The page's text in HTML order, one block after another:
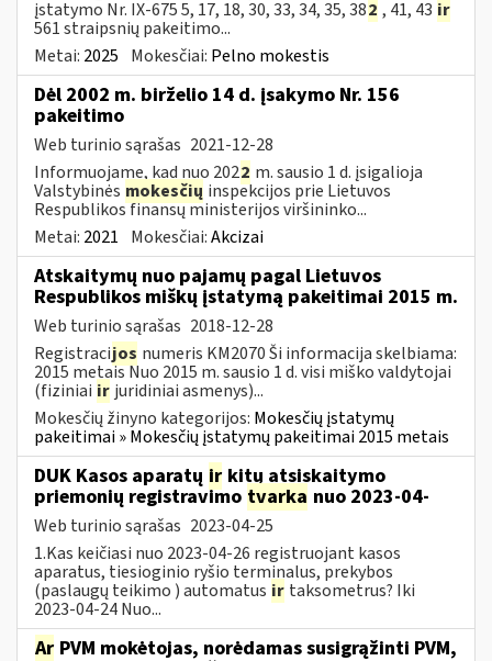
įstatymo Nr. IX-675 5, 17, 18, 30, 33, 34, 35, 382 , 41, 43 ir
561 straipsnių pakeitimo...
Metai: 2025 Mokesčiai: Pelno mokestis
Dėl 2002 m. birželio 14 d. įsakymo Nr. 156
pakeitimo
Web turinio sąrašas 2021-12-28
Informuojame, kad nuo 2022 m. sausio 1 d. įsigalioja
Valstybinės mokesčių inspekcijos prie Lietuvos
Respublikos finansų ministerijos viršininko...
Metai: 2021 Mokesčiai:Akcizai
Atskaitymų nuo pajamų pagal Lietuvos
Respublikos miškų įstatymą pakeitimai 2015 m.
Web turinio sąrašas 2018-12-28
Registracijos numeris KM2070 Ši informacija skelbiama:
2015 metais Nuo 2015 m. sausio 1 d. visi miško valdytojai
(fiziniai ir juridiniai asmenys)...
Mokesčių žinyno kategorijos: Mokesčių įstatymų
pakeitimai » Mokesčių įstatymų pakeitimai 2015 metais
DUK Kasos aparatų ir kitų atsiskaitymo
priemonių registravimo tvarka nuo 2023-04-
Web turinio sąrašas 2023-04-25
1.Kas keičiasi nuo 2023-04-26 registruojant kasos
aparatus, tiesioginio ryšio terminalus, prekybos
(paslaugų teikimo ) automatus ir taksometrus? Iki
2023-04-24 Nuo...
Ar PVM mokėtojas, norėdamas susigrąžinti PVM,